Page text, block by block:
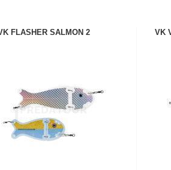
FLASHER SALMON 2
VOIR LE PRODUIT
VK